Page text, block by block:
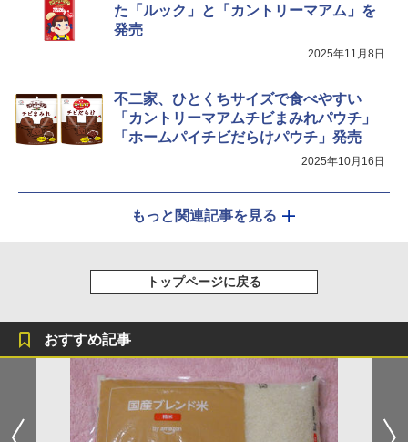
た「ルック」と「カントリーマアム」を
発売
2025年11月8日
不二家、ひとくちサイズで食べやすい
「カントリーマアムチビまみれパウチ」
「ホームパイチビだらけパウチ」発売
2025年10月16日
もっと関連記事を見る
トップページに戻る
おすすめ記事